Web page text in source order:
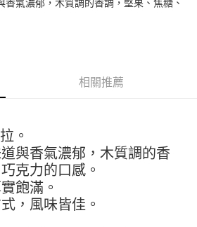
品之後才付款」的支付方式。 讓您購物簡單
需綁卡、不需儲值。
訊認證，即可結帳。
後，再付款。
箱10kg，請控制商品重量在9~9.5
氣濃郁，木質調的香調，堅果、焦糖、
相關推薦
。
與香氣濃郁，木質調的香
克力的口感。
飽滿。
，風味皆佳。